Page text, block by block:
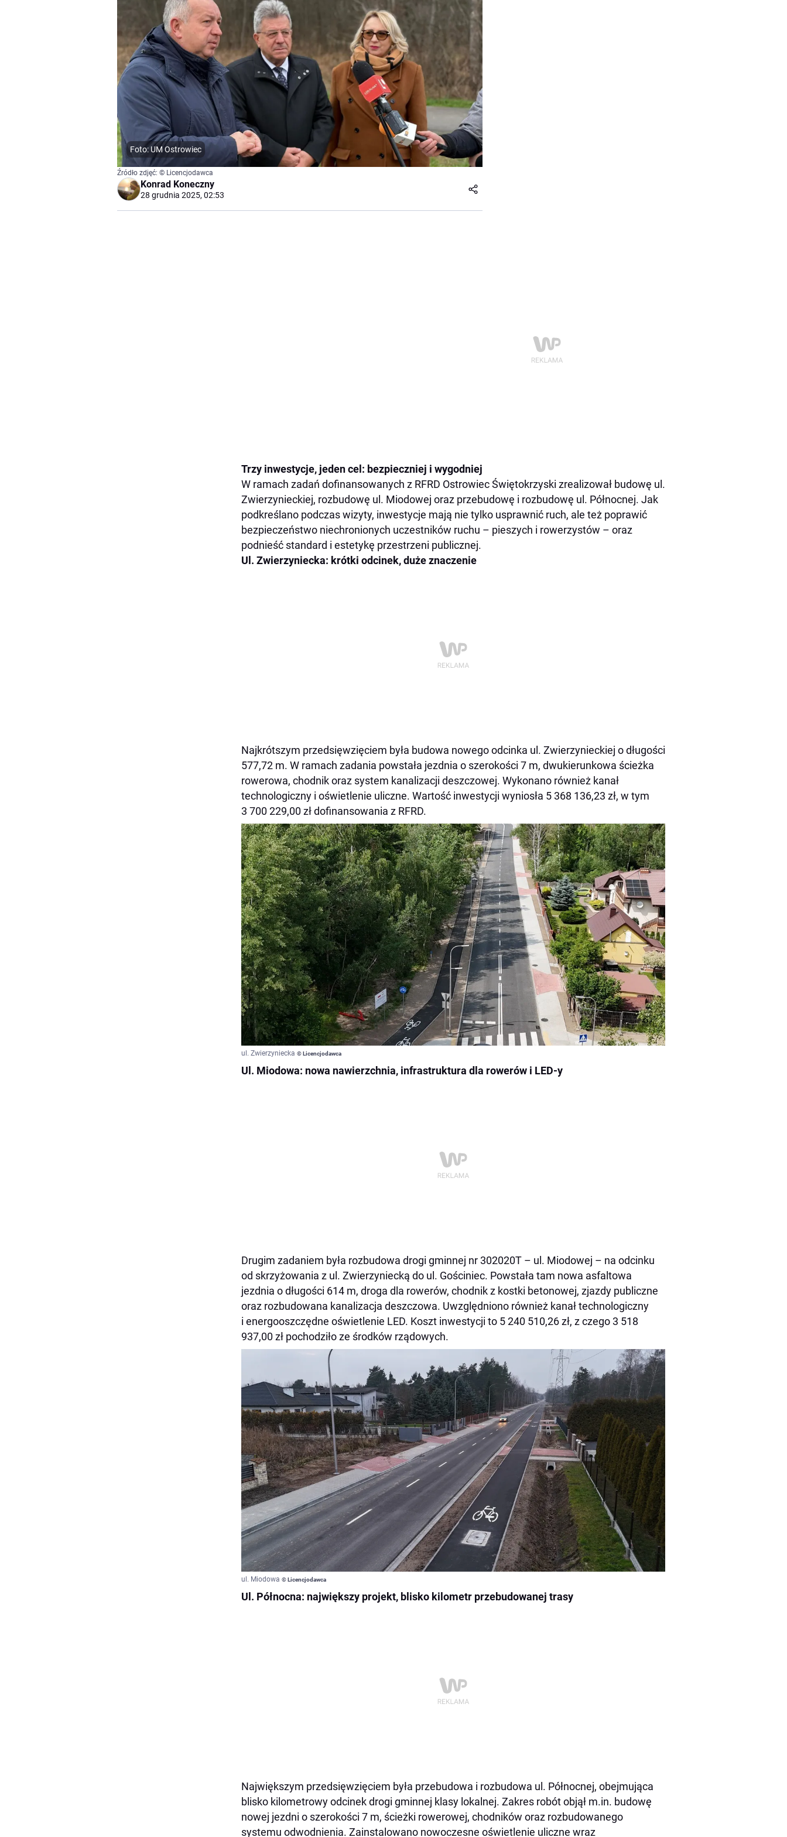
Foto: UM Ostrowiec
Źródło zdjęć: © Licencjodawca
Konrad Koneczny
28 grudnia 2025, 02:53
Trzy inwestycje, jeden cel: bezpieczniej i wygodniej
W ramach zadań dofinansowanych z RFRD Ostrowiec Świętokrzyski zrealizował budowę ul.
Zwierzynieckiej, rozbudowę ul. Miodowej oraz przebudowę i rozbudowę ul. Północnej. Jak
podkreślano podczas wizyty, inwestycje mają nie tylko usprawnić ruch, ale też poprawić
bezpieczeństwo niechronionych uczestników ruchu – pieszych i rowerzystów – oraz
podnieść standard i estetykę przestrzeni publicznej.
Ul. Zwierzyniecka: krótki odcinek, duże znaczenie
Najkrótszym przedsięwzięciem była budowa nowego odcinka ul. Zwierzynieckiej o długości
577,72 m. W ramach zadania powstała jezdnia o szerokości 7 m, dwukierunkowa ścieżka
rowerowa, chodnik oraz system kanalizacji deszczowej. Wykonano również kanał
technologiczny i oświetlenie uliczne. Wartość inwestycji wyniosła 5 368 136,23 zł, w tym
3 700 229,00 zł dofinansowania z RFRD.
ul. Zwierzyniecka © Licencjodawca
Ul. Miodowa: nowa nawierzchnia, infrastruktura dla rowerów i LED-y
Drugim zadaniem była rozbudowa drogi gminnej nr 302020T – ul. Miodowej – na odcinku
od skrzyżowania z ul. Zwierzyniecką do ul. Gościniec. Powstała tam nowa asfaltowa
jezdnia o długości 614 m, droga dla rowerów, chodnik z kostki betonowej, zjazdy publiczne
oraz rozbudowana kanalizacja deszczowa. Uwzględniono również kanał technologiczny
i energooszczędne oświetlenie LED. Koszt inwestycji to 5 240 510,26 zł, z czego 3 518
937,00 zł pochodziło ze środków rządowych.
ul. Miodowa © Licencjodawca
Ul. Północna: największy projekt, blisko kilometr przebudowanej trasy
Największym przedsięwzięciem była przebudowa i rozbudowa ul. Północnej, obejmująca
blisko kilometrowy odcinek drogi gminnej klasy lokalnej. Zakres robót objął m.in. budowę
nowej jezdni o szerokości 7 m, ścieżki rowerowej, chodników oraz rozbudowanego
systemu odwodnienia. Zainstalowano nowoczesne oświetlenie uliczne wraz